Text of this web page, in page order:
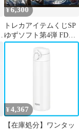
¥6,300
トレカアイテムくじSP
ゆずソフト第4弾 FD賞
RIDDLE JOKER
¥ 4,367
【在庫処分】ワンタッ